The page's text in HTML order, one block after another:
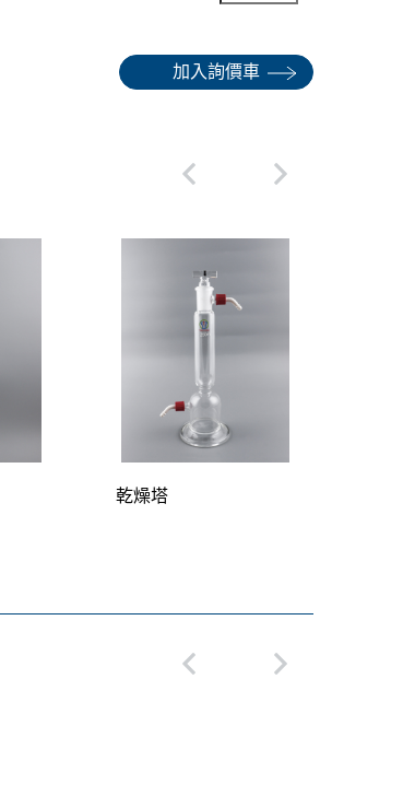
加入詢價車
乾燥塔